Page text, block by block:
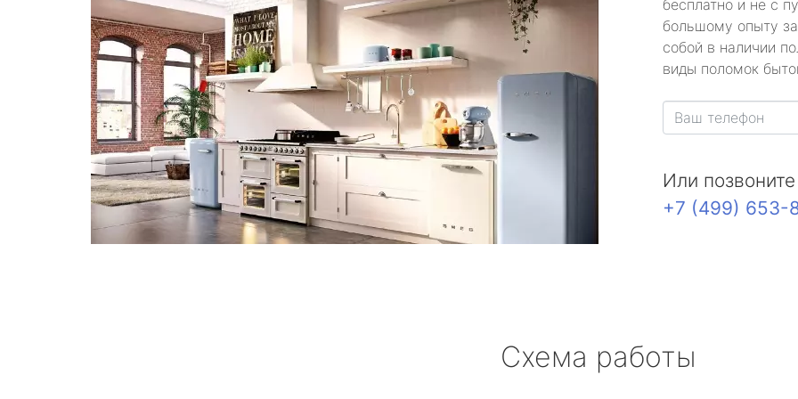
бесплатно и не с
большому опыту
собой в наличии
виды поломок
Или
+7 (499) 653-
Схема работы